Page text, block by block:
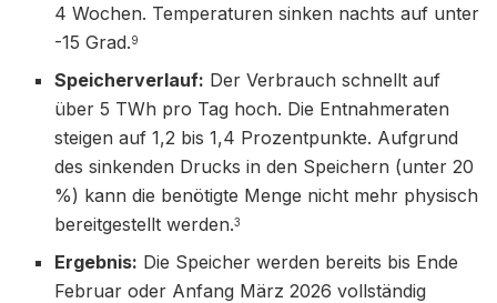
4 Wochen. Temperaturen sinken nachts auf unter
-15 Grad.9
Speicherverlauf: Der Verbrauch schnellt auf
über 5 TWh pro Tag hoch. Die Entnahmeraten
steigen auf 1,2 bis 1,4 Prozentpunkte. Aufgrund
des sinkenden Drucks in den Speichern (unter 20
%) kann die benötigte Menge nicht mehr physisch
bereitgestellt werden.3
Ergebnis: Die Speicher werden bereits bis Ende
Februar oder Anfang März 2026 vollständig